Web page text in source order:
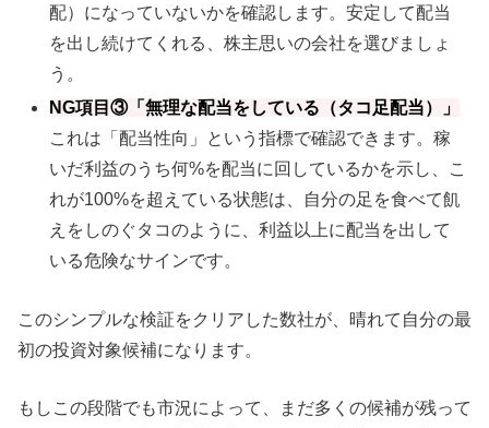
配）になっていないかを確認します。安定して配当
を出し続けてくれる、株主思いの会社を選びましょ
う。
NG項目③「無理な配当をしている（タコ足配当）」
これは「配当性向」という指標で確認できます。稼
いだ利益のうち何%を配当に回しているかを示し、こ
れが100%を超えている状態は、自分の足を食べて飢
えをしのぐタコのように、利益以上に配当を出して
いる危険なサインです。
このシンプルな検証をクリアした数社が、晴れて自分の最
初の投資対象候補になります。
もしこの段階でも市況によって、まだ多くの候補が残って